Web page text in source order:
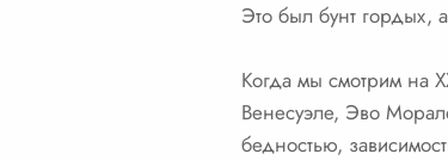
Это был бунт гордых,
Когда мы смотрим на
Венесуэле, Эво
бедностью,